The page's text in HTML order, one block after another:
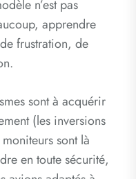
n’est pas
apprendre
frustration, de
sont à acquérir
(les inversions
sont là
en toute sécurité,